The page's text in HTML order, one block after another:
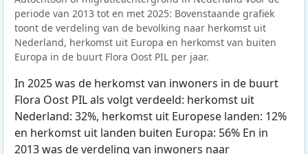
periode van 2013 tot en met 2025: Bovenstaande grafiek
toont de verdeling van de bevolking naar herkomst uit
Nederland, herkomst uit Europa en herkomst van buiten
Europa in de buurt Flora Oost PIL per jaar.
In 2025 was de herkomst van inwoners in de buurt
Flora Oost PIL als volgt verdeeld: herkomst uit
Nederland: 32%, herkomst uit Europese landen: 12%
en herkomst uit landen buiten Europa: 56% En in
2013 was de verdeling van inwoners naar